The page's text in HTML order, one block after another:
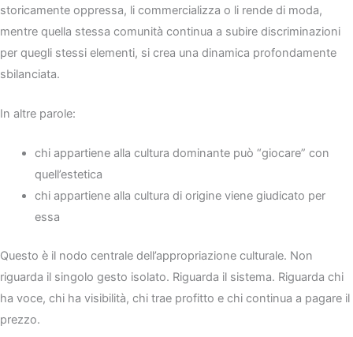
storicamente oppressa, li commercializza o li rende di moda,
mentre quella stessa comunità continua a subire discriminazioni
per quegli stessi elementi, si crea una dinamica profondamente
sbilanciata.
In altre parole:
chi appartiene alla cultura dominante può “giocare” con
quell’estetica
chi appartiene alla cultura di origine viene giudicato per
essa
Questo è il nodo centrale dell’appropriazione culturale. Non
riguarda il singolo gesto isolato. Riguarda il sistema. Riguarda chi
ha voce, chi ha visibilità, chi trae profitto e chi continua a pagare il
prezzo.